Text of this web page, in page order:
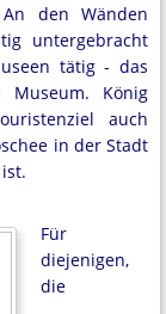
den Wänden
untergebracht
tätig - das
Museum. König
auch
in der Stadt
Für
diejenigen,
die